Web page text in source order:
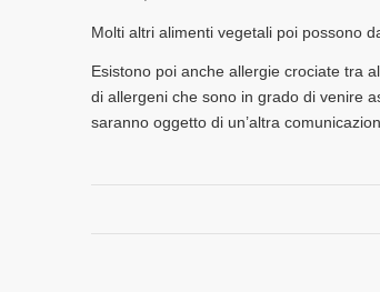
Molti altri alimenti vegetali poi possono
Esistono poi anche allergie crociate tra
di allergeni che sono in grado di venire
saranno oggetto di un’altra